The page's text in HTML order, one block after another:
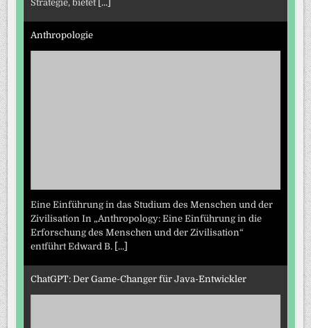
Strategie, bietet [...]
Anthropologie
Eine Einführung in das Studium des Menschen und der
Zivilisation In „Anthropology: Eine Einführung in die
Erforschung des Menschen und der Zivilisation“
entführt Edward B. [...]
ChatGPT: Der Game-Changer für Java-Entwickler